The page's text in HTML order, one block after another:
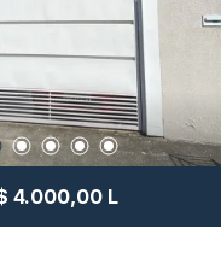
4.000,00 L